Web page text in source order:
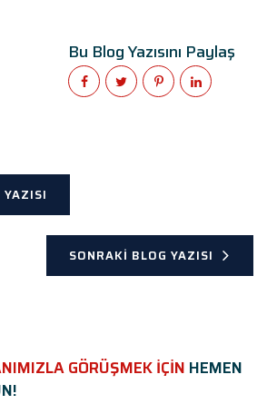
Bu Blog Yazısını Paylaş
YAZISI
SONRAKI BLOG YAZISI
GÖRÜŞMEK İÇİN HEMEN